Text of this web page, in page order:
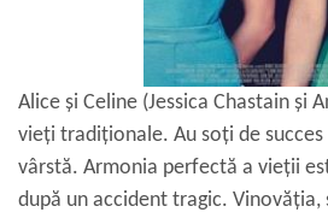
Alice și Celine (Jessica Chastain și
vieți tradiționale. Au soți de succes
vârstă. Armonia perfectă a vieții
după un accident tragic. Vinovăția,